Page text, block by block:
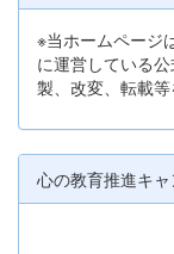
※当ホームページ
に運営している
製、改変、転載等
心の教育推進キ